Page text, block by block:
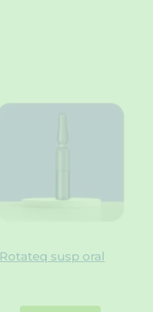
Rotateq susp oral